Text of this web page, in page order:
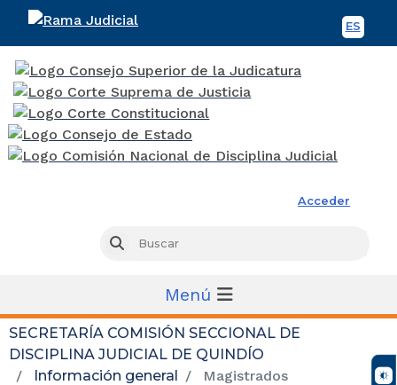
ES
Acceder
Buscar
Menú
SECRETARÍA COMISIÓN SECCIONAL DE
DISCIPLINA JUDICIAL DE QUINDÍO
Información general
Magistrados